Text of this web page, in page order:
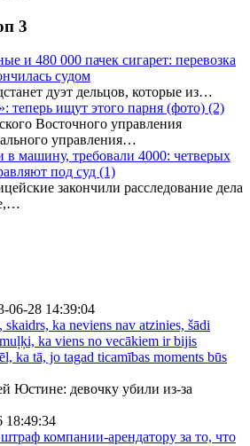
3
и 480 000 пачек сигарет: перевозка
судом
дуэт дельцов, которые из…
теперь ищут этого парня (фото) (2)
Восточного управления
управления…
в машину, требовали 4000: четверых
под суд (1)
закончили расследование дела
06-28 14:39:04
ka neviens nav atzinies, šādi
ka viens no vecākiem ir bijis
ka tā, jo tagad ticamības moments būs
Юстине: девочку убили из-за
18:49:34
компании-арендатору за то, что